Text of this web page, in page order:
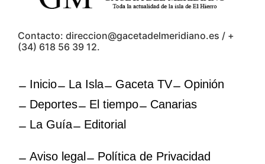
Contacto: direccion@gacetadelmeridiano.es / +
(34) 618 56 39 12.
Inicio La Isla Gaceta TV
Opinión
Deportes
El tiempo
Canarias
La Guía
Editorial
Aviso legal
Política de Privacidad